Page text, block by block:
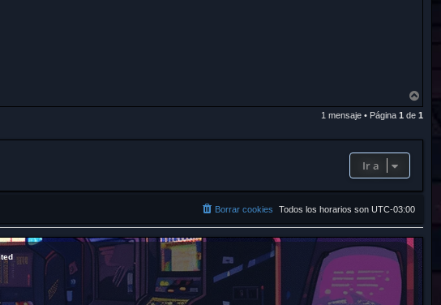
r
r
b
1 mensaje • Página 1 de 1
Ir a
Todos los horarios son UTC-03:00
Borrar cookies